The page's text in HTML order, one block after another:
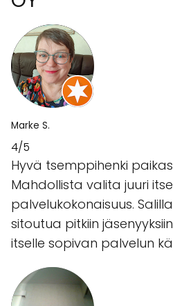
Marke S.
4/5
Hyvä tsemppihenki
Mahdollista valita juuri
palvelukokonaisuus.
sitoutua pitkiin
itselle sopivan palvelun